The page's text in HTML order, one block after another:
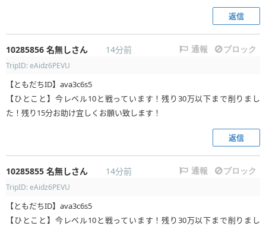
返信
10285856 名無しさん 14分前 通報 ブロック
TripID: eAidz6PEVU
【ともだちID】ava3c6s5
【ひとこと】今レベル10と戦っています！残り30万以下まで削りまし
た！残り15分お助け宜しくお願い致します！
返信
10285855 名無しさん 14分前 通報 ブロック
TripID: eAidz6PEVU
【ともだちID】ava3c6s5
【ひとこと】今レベル10と戦っています！残り30万以下まで削りまし